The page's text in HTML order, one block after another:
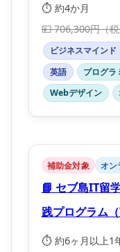
⏱️ 約4か月
💴 706,300円（
ビジネスマインド
英語
プログラ
Webデザイン
補助金対象 オン
📘 セブ島IT留
践プログラム（
⏱️ 約6ヶ月以上1